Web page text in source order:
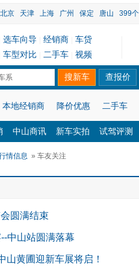
北京 天津 上海 广州 保定 唐山 399
选车向导 经销商
车贷
车型对比 二手车 视频
系
本地经销商 降价优惠 二手车
中山商讯 新车实拍 试驾评测
情信息 » 车友关注
圆满结束
中山站圆满落幕
山黄圃迎新车展将启！